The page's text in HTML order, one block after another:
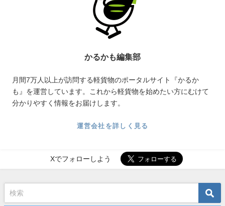
かるかも編集部
月間7万人以上が訪問する軽貨物のポータルサイト『かるか
も』を運営しています。これから軽貨物を始めたい方にむけて
分かりやすく情報をお届けします。
運営会社を詳しく見る
Xでフォローしよう